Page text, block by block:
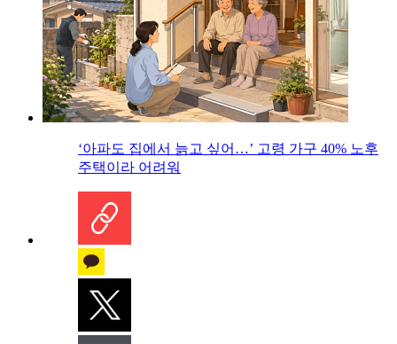
‘아파도 집에서 늙고 싶어…’ 고령 가구 40% 노후
주택이라 어려워